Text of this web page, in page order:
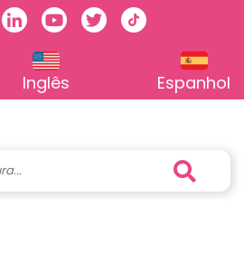
LinkedinYoutubeTwitterTikTok
Inglês Espanhol